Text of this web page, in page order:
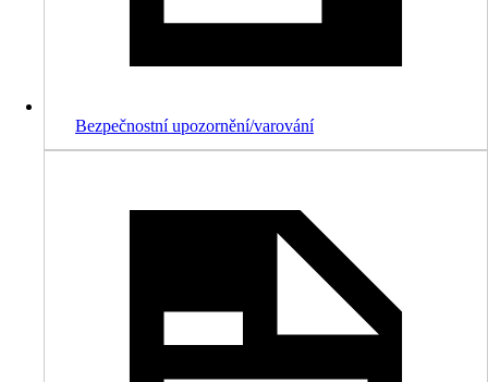
Bezpečnostní upozornění/varování